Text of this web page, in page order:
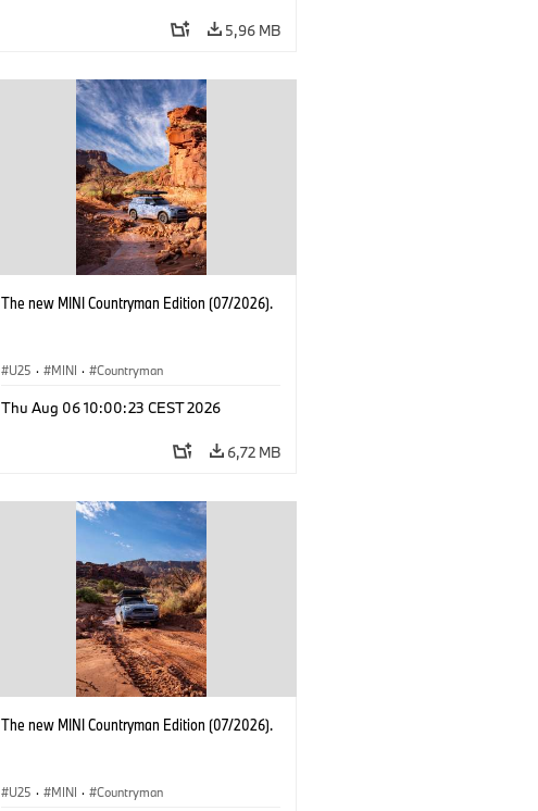
5,96 MB
The new MINI Countryman Edition (07/2026).
U25 · MINI · Countryman
Thu Aug 06 10:00:23 CEST 2026
6,72 MB
The new MINI Countryman Edition (07/2026).
U25 · MINI · Countryman